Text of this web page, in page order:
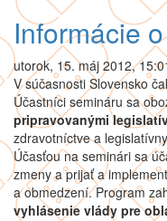
Informácie
utorok, 15. máj 2012,
V súčasnosti Slovensko
Účastníci semináru sa
pripravovanými
zdravotníctve a
Účasťou na seminári sa
zmeny a prijať a
a obmedzení. Program
vyhlásenie vlády pre